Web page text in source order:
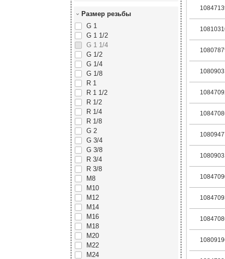
Размер резьбы
G 1
G 1 1/2
G 1 1/4
G 1/2
G 1/4
G 1/8
R 1
R 1 1/2
R 1/2
R 1/4
R 1/8
G 2
G 3/4
G 3/8
R 3/4
R 3/8
М8
М10
М12
М14
М16
М18
М20
М22
М24